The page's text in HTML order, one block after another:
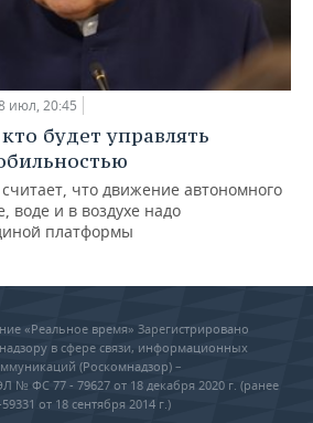
июл, 20:45
будет управлять
что движение автономного
воде и в воздухе надо
платформы
«Реальное время» Зарегистрировано
в сфере связи, информационных
(Роскомнадзор) –
№ ФС 77 - 79627 от 18 декабря 2020 г. (ранее
от 18 сентября 2014 г.)